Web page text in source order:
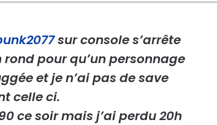
sur console s’arrête
pour qu’un personnage
et je n’ai pas de save
celle ci.
ce soir mais j’ai perdu 20h